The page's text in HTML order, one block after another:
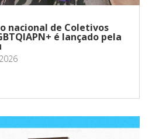
nacional de Coletivos
é lançado pela